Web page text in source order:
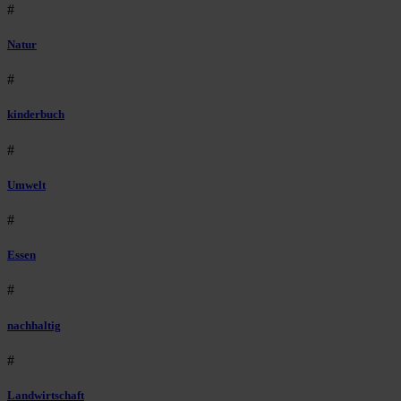
#
Natur
#
kinderbuch
#
Umwelt
#
Essen
#
nachhaltig
#
Landwirtschaft